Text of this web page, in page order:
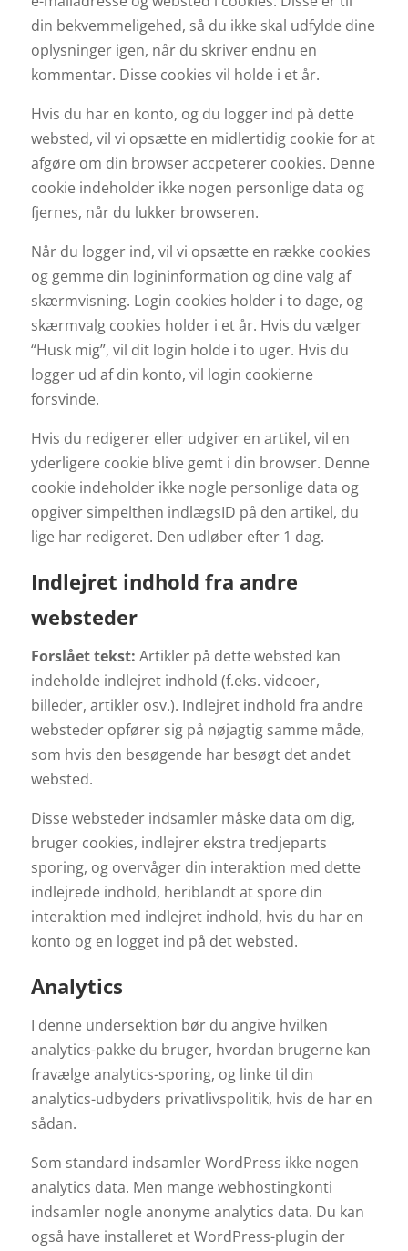
din bekvemmeligehed, så du ikke skal udfylde dine
oplysninger igen, når du skriver endnu en
kommentar. Disse cookies vil holde i et år.
Hvis du har en konto, og du logger ind på dette
websted, vil vi opsætte en midlertidig cookie for at
afgøre om din browser accpeterer cookies. Denne
cookie indeholder ikke nogen personlige data og
fjernes, når du lukker browseren.
Når du logger ind, vil vi opsætte en række cookies
og gemme din logininformation og dine valg af
skærmvisning. Login cookies holder i to dage, og
skærmvalg cookies holder i et år. Hvis du vælger
“Husk mig”, vil dit login holde i to uger. Hvis du
logger ud af din konto, vil login cookierne
forsvinde.
Hvis du redigerer eller udgiver en artikel, vil en
yderligere cookie blive gemt i din browser. Denne
cookie indeholder ikke nogle personlige data og
opgiver simpelthen indlægsID på den artikel, du
lige har redigeret. Den udløber efter 1 dag.
Indlejret indhold fra andre
websteder
Forslået tekst: Artikler på dette websted kan
indeholde indlejret indhold (f.eks. videoer,
billeder, artikler osv.). Indlejret indhold fra andre
websteder opfører sig på nøjagtig samme måde,
som hvis den besøgende har besøgt det andet
websted.
Disse websteder indsamler måske data om dig,
bruger cookies, indlejrer ekstra tredjeparts
sporing, og overvåger din interaktion med dette
indlejrede indhold, heriblandt at spore din
interaktion med indlejret indhold, hvis du har en
konto og en logget ind på det websted.
Analytics
I denne undersektion bør du angive hvilken
analytics-pakke du bruger, hvordan brugerne kan
fravælge analytics-sporing, og linke til din
analytics-udbyders privatlivspolitik, hvis de har en
sådan.
Som standard indsamler WordPress ikke nogen
analytics data. Men mange webhostingkonti
indsamler nogle anonyme analytics data. Du kan
også have installeret et WordPress-plugin der